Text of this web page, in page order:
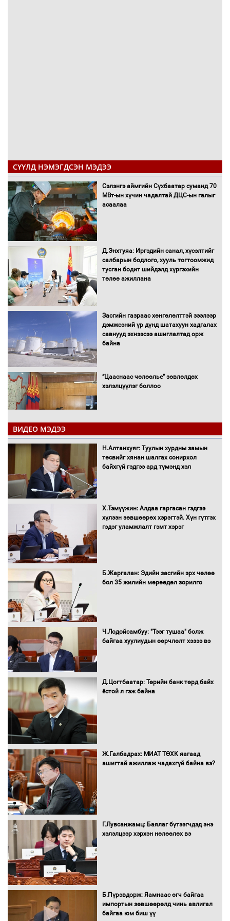
СҮҮЛД НЭМЭГДСЭН МЭДЭЭ
Сэлэнгэ аймгийн Сүхбаатар суманд 70
МВт-ын хүчин чадалтай ДЦС-ын галыг
асаалаа
Д.Энхтуяа: Иргэдийн санал, хүсэлтийг
салбарын бодлого, хууль тогтоомжид
тусган бодит шийдэлд хүргэхийн
төлөө ажиллана
Засгийн газраас хөнгөлөлттэй зээлээр
дэмжсэний үр дүнд шатахуун хадгалах
савнууд эхнээсээ ашиглалтад орж
байна
“Цааснаас чөлөөлье” зөвлөлдөх
хэлэлцүүлэг боллоо
"ДЦС-3” ТӨХК-ийн нэн шаардлагатай
“Турбингенератор-5”-ын шинэчлэлийн
төсвийг шийдвэрлэхээр болов
УИХ-ын дарга С.Бямбацогт Сутай
хайрхны тэнгэрийг тахих тахилгад
оролцлоо
С.Амарсайхан: Иргэдийг хохироосон
ААН-ийн нуугтмал хөрөнгийг
Н.Номтойбаяр: Аймгуудад тулгамдаж
С.Бямбацогт Зүүн Азийн
Санхүүгийн хэмнэлтийн горимд эрүүл
Нөөцийн махны худалдаа,
борлуулалтыг нээлттэй ил тод
болгоно
ВИДЕО МЭДЭЭ
Н.Алтанхуяг: Туулын хурдны замын
төсвийг хянан шалгах сонирхол
байхгүй гэдгээ ард түмэнд хэл
Х.Тэмүүжин: Алдаа гаргасан гэдгээ
хүлээн зөвшөөрөх хэрэгтэй. Хүн гүтгэх
гэдэг уламжлалт гэмт хэрэг
Б.Жаргалан: Эдийн засгийн эрх чөлөө
бол 35 жилийн мөрөөдөл зорилго
Ч.Лодойсамбуу: "Тээг тушаа" болж
байгаа хуулиудын өөрчлөлт хэзээ вэ
Д.Цогтбаатар: Төрийн банк төрд байх
ёстой л гэж байна
Ж.Галбадрах: МИАТ ТӨХК яагаад
ашигтай ажиллаж чадахгүй байна вэ?
Г.Лувсанжамц: Баялаг бүтээгчдэд энэ
хэлэлцээр хэрхэн нөлөөлөх вэ
Б.Пүрэвдорж: Яамнаас өгч байгаа
импортын зөвшөөрөлд чинь авлигал
байгаа юм биш үү